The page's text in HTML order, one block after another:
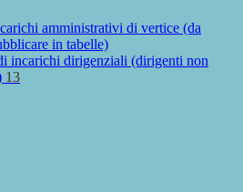
amministrativi di vertice (da
in tabelle)
incarichi dirigenziali (dirigenti non
13